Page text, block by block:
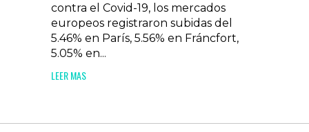
contra el Covid-19, los mercados
europeos registraron subidas del
5.46% en París, 5.56% en Fráncfort,
5.05% en...
LEER MAS